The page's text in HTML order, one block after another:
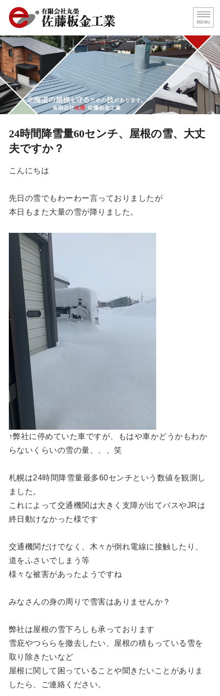
屋根の葺き替え・壁板金工
北海
ホーム
代表挨拶
屋根施工事例
お問い合わせ
24時間降雪量60センチ、屋根の雪、大丈
夫ですか？
こんにちは
先日の雪でもわーわー言っておりましたが
本日もまた大量の雪が降りました。
↑弊社に停めていた車ですが、もはや車かどうかもわか
らないくらいの雪の量、、、笑
札幌は24時間降雪量最多60センチという数値を観測し
ました。
これによって交通機関は大きく支障が出てバスやJRは
終日動けなかった様です
交通機関だけでなく、木々が倒れ電線に接触したり、
道をふさいでしまう等
様々な被害があったようですね
みなさんの身の周りで雪害はありませんか？
弊社は屋根の雪下ろしも承っております
雪庇やつららを撤去したい、屋根の積もっている雪を
取り除きたいなど
屋根に関して困っていることや聞きたいことがありま
したら、ご連絡ください。